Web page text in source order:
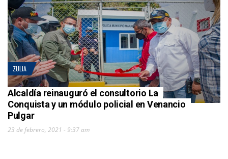
ZULIA
Alcaldía reinauguró el consultorio La
Conquista y un módulo policial en Venancio
Pulgar
23 de febrero, 2021 - 9:37 am